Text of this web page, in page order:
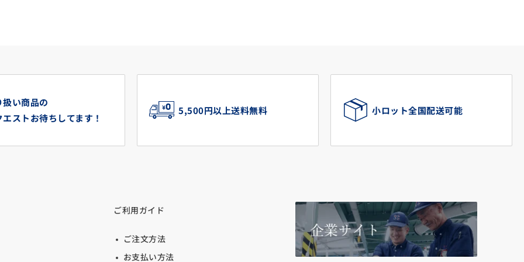
扱い商品の
ストお待ちしてます！
5,500円以上送料無料 小ロット全国配送可能
ご利用ガイド
ご注文方法
お支払い方法